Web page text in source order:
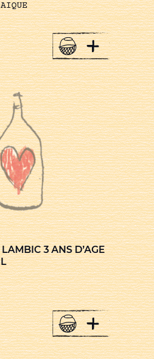
+
3 ANS D’AGE
+